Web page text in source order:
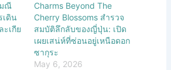
ณี
เดิน
เกีย
Charms Beyond The
Cherry Blossoms สำรวจ
สมบัติลึกลับของญี่ปุ่น: เปิด
เผยเสน่ห์ที่ซ่อนอยู่เหนือดอก
ซากุระ
May 6, 2026